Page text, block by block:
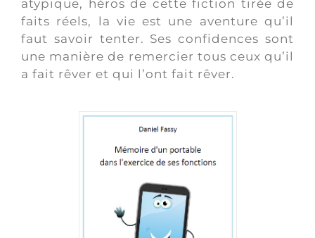
atypique, héros de cette fiction tirée de
faits réels, la vie est une aventure qu’il
faut savoir tenter. Ses confidences sont
une manière de remercier tous ceux qu’il
a fait rêver et qui l’ont fait rêver.